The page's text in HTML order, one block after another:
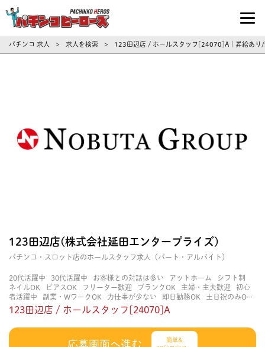
パチンコ求人・転職ならパチンコヒーロ
パチンコ 求人 > 求人を検索 > 123田辺店 / ホールスタッフ[24070]A｜昇給あり
123田辺店(株式会社延田エンタープライズ)
パチンコ・スロット店のホールスタッフ求人（パート・アルバイト）
20代活躍中 30代活躍中 お客様との対話は多い アットホーム
シフト制
ネイルOK
ピアスOK フリーター歓迎 ブランクOK 主婦・主夫歓迎
初心
者活躍中
副業・WワークOK 力仕事が少ない 即日勤務OK
土日祝のみOK
扶養内勤務OK
未経験・初心者OK 知識・経験不要
事
経験者・有資格者歓迎 自分の都合に合わせやすい
123田辺店 / ホールスタッフ[24070]A
応募画面へ進む
簡単&